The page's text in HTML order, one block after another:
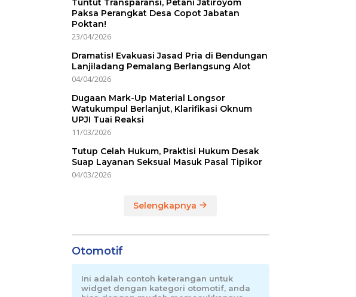
Tuntut Transparansi, Petani Jatiroyom
Paksa Perangkat Desa Copot Jabatan
Poktan!
23/04/2026
Dramatis! Evakuasi Jasad Pria di Bendungan
Lanjiladang Pemalang Berlangsung Alot
04/04/2026
Dugaan Mark-Up Material Longsor
Watukumpul Berlanjut, Klarifikasi Oknum
UPJI Tuai Reaksi
11/03/2026
Tutup Celah Hukum, Praktisi Hukum Desak
Suap Layanan Seksual Masuk Pasal Tipikor
04/03/2026
Selengkapnya
Otomotif
Ini adalah contoh keterangan untuk
widget dengan kategori otomotif, anda